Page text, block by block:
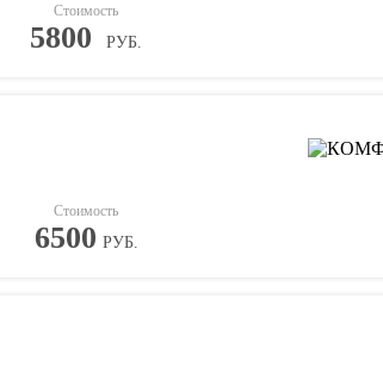
Стоимость
5800 РУБ.
Стоимость
6500 РУБ.